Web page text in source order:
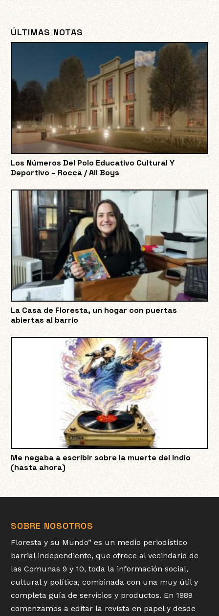
ÚLTIMAS NOTAS
Los Números Del Polo Educativo Cultural Y
Deportivo – Rocca / All Boys
La Casa de Floresta, un hogar con puertas
abiertas al barrio
Me negaba a escribir sobre la muerte del Indio
(hasta ahora)
SOBRE NOSOTROS
Floresta y su Mundo” es un medio periodístico
barrial independiente, que ofrece al vecindario de
las Comunas 9 y 10, toda la información social,
cultural y política, combinada con una muy útil y
completa guía de servicios y productos. En 1989
comenzamos a editar la revista en papel y desde